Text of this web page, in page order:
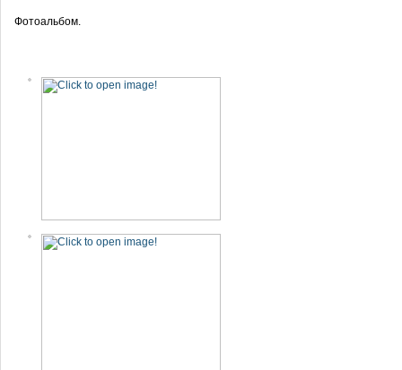
Фотоальбом.